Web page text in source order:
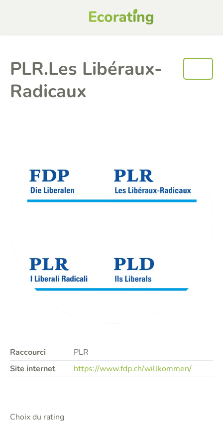
PLR.Les Libéraux-
Radicaux
Raccourci
PLR
Site internet
https://www.fdp.ch/willkommen/
Choix du rating